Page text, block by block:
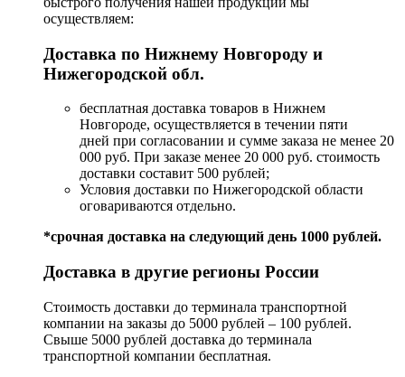
осуществляем:
Доставка по Нижнему Новгороду и
Нижегородской обл.
бесплатная доставка товаров в Нижнем
Новгороде, осуществляется в течении пяти
дней при согласовании и сумме заказа не менее 20
000 руб. При заказе менее 20 000 руб. стоимость
доставки составит 500 рублей;
Условия доставки по Нижегородской области
оговариваются отдельно.
*срочная доставка на следующий день 1000 рублей.
Доставка в другие регионы России
Стоимость доставки до терминала транспортной
компании на заказы до 5000 рублей – 100 рублей.
Свыше 5000 рублей доставка до терминала
транспортной компании бесплатная.